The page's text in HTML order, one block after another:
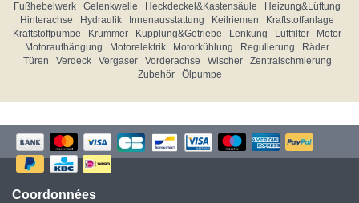
Fußhebelwerk
Gelenkwelle Heckdeckel&Kastensäule
Heizung&Lüftung
Hinterachse
Hydraulik Innenausstattung Keilriemen
Kraftstoffanlage
Kraftstoffpumpe
Krümmer Kupplung&Getriebe Lenkung Luftfilter
Motor
Motoraufhängung
Motorelektrik Motorkühlung Regulierung
Räder
Türen
Verdeck Vergaser Vorderachse Wischer
Zentralschmierung
Zubehör
Ölpumpe
Coordonnées